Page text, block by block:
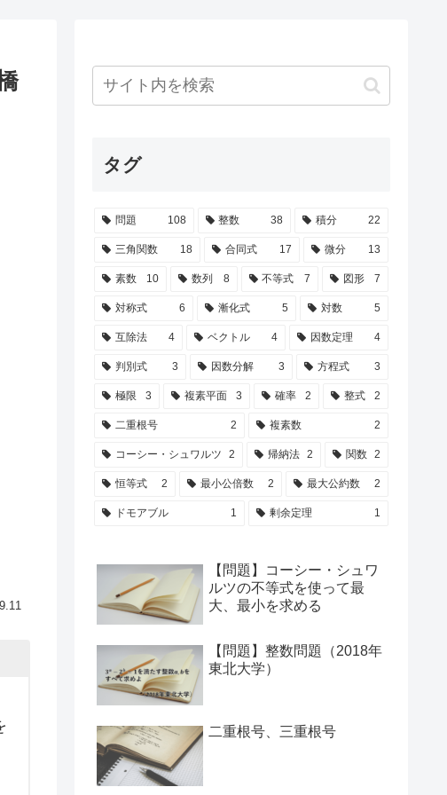
タグ
問題 108 整数 38 積分 22
三角関数 18 合同式 17 微分 13
素数 10 数列 8 不等式 7 図形 7
対称式 6 漸化式 5 対数 5
互除法 4 ベクトル 4 因数定理 4
判別式 3 因数分解 3 方程式 3
極限 3 複素平面 3 確率 2 整式 2
二重根号 2 複素数 2
コーシー・シュワルツ 2 帰納法 2 関数 2
恒等式 2 最小公倍数 2 最大公約数 2
ドモアブル 1 剰余定理 1
【問題】コーシー・シュワ
ルツの不等式を使って最
大、最小を求める
【問題】整数問題（2018年
東北大学）
二重根号、三重根号